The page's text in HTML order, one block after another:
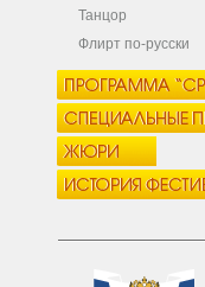
Танцор
Флирт по-русски